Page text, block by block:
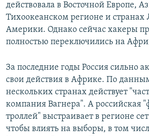
действовала в Восточной Европе,
Тихоокеанском регионе и странах
Америки. Однако сейчас хакеры
полностью переключились на
За последние годы Россия сильно
свои действия в Африке. По
нескольких странах действует
компания Вагнера". А российская
троллей" выстраивает в регионе
чтобы влиять на выборы, в том